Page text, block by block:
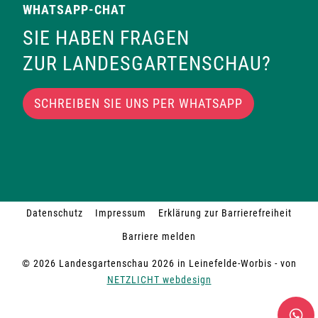
WHATSAPP-CHAT
SIE HABEN FRAGEN
ZUR LANDESGARTENSCHAU?
SCHREIBEN SIE UNS PER WHATSAPP
© 2026 Landesgartenschau 2026 in Leinefelde-Worbis - von
NETZLICHT webdesign
Datenschutz Impressum
Erklärung zur Barrierefreiheit
Barriere melden